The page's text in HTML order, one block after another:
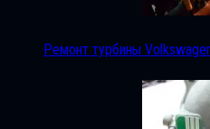
Ремонт турбины